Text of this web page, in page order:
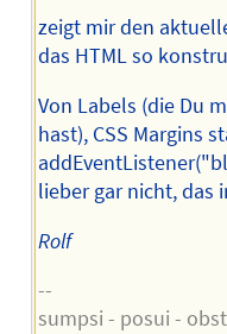
zeigt mir den
das HTML so
Von Labels (die Du
hast), CSS Margins
lieber gar nicht, das
Rolf
--
sumpsi - posui -